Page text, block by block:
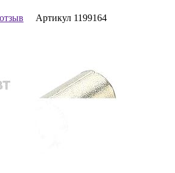
Артикул 1199164